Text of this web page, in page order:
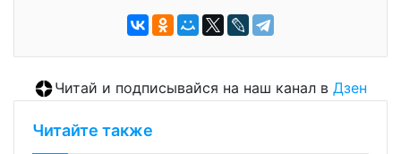
Читай и подписывайся на наш канал в Дзен
Читайте также